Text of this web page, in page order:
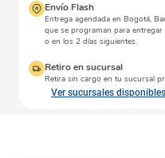
Envío Flash
Entrega agendada en Bogotá,
que se programan para entregar
o en los 2 días siguientes.
Retiro en sucursal
Retira sin cargo en tu sucursal
Ver sucursales disponibles